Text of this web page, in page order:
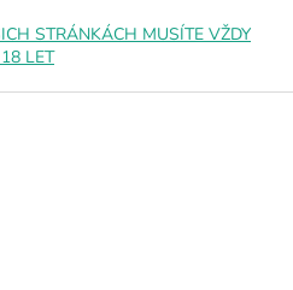
p
u
STRÁNKÁCH MUSÍTE VŽDY
LET